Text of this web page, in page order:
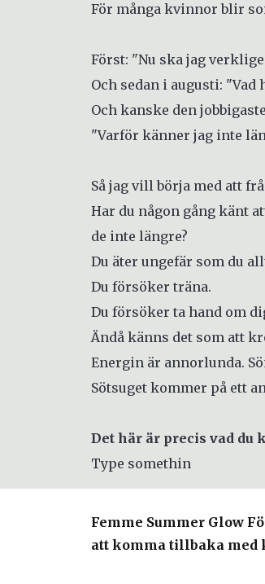
För många kvinnor blir
Först: "Nu ska jag
Och sedan i augusti:
Och kanske den
"Varför känner jag inte
Så jag vill börja med att
Har du någon gång känt
de inte längre?
Du äter ungefär som du
Du försöker träna.
Du försöker ta hand om
Ändå känns det som att
Energin är annorlunda.
Sötsuget kommer på ett
Det här är precis vad du
Type somethin
Femme Summer Glow
att komma tillbaka med